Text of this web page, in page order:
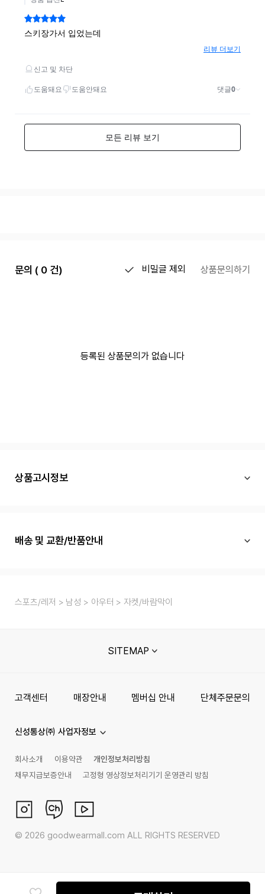
문의 ( 0 건) 비밀글 제외 상품문의하기
등록된 상품문의가 없습니다
상품고시정보
배송 및 교환/반품안내
스포츠/레저 남성 아우터 자켓/바람막이
SITEMAP
고객센터 매장안내 멤버십 안내 단체주문문의
신성통상㈜ 사업자정보
회사소개 이용약관
개인정보처리방침
채무지급보증안내
고정형 영상정보처리기기 운영관리 방침
© 2026 goodwearmall.com ALL RIGHTS RESERVED